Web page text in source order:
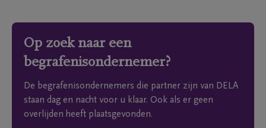
Op zoek naar een
begrafenisondernemer?
De begrafenisondernemers die partner zijn van DELA
staan dag en nacht voor u klaar. Ook als er geen
overlijden heeft plaatsgevonden.